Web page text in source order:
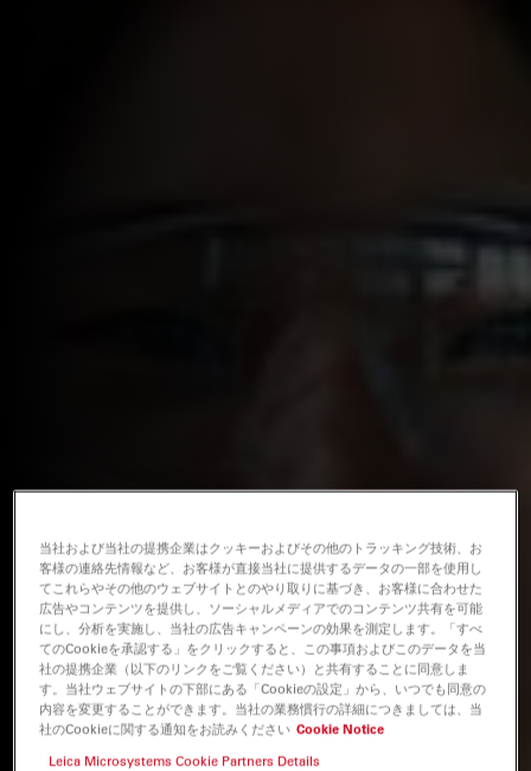
当社および当社の提携企業はクッキーおよびその他のトラッキング技術、お
客様の連絡先情報など、お客様が直接当社に提供するデータの一部を使用し
てこれらやその他のウェブサイトとのやり取りに基づき、お客様に合わせた
広告やコンテンツを提供し、ソーシャルメディアでのコンテンツ共有を可能
にし、分析を実施し、当社の広告キャンペーンの効果を測定します。「すべ
てのCookieを承認する」をクリックすると、この事項およびこのデータを当
社の提携企業（以下のリンクをご覧ください）と共有することに同意しま
す。当社ウェブサイトの下部にある「Cookieの設定」から、いつでも同意の
内容を変更することができます。当社の業務慣行の詳細につきましては、当
社のCookieに関する通知をお読みください Cookie Notice
Leica Microsystems Cookie Partners Details